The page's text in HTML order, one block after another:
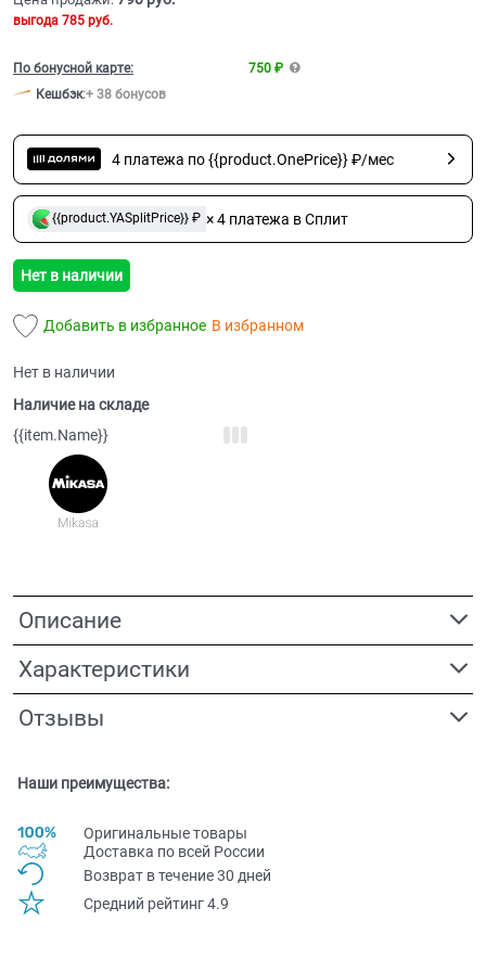
выгода 785 руб.
По бонусной карте:
750 ₽
Кешбэк:+ 38 бонусов
4 платежа по {{product.OnePrice}} ₽/мес
{{product.YASplitPrice}} ₽ × 4 платежа в Сплит
Нет в наличии
Добавить в избранное В избранном
Нет в наличии
Наличие на складе
{{item.Name}}
Описание
Характеристики
Отзывы
Наши преимущества:
Оригинальные товары
Доставка по всей Pоссии
Возврат в течение 30 дней
Средний рейтинг 4.9